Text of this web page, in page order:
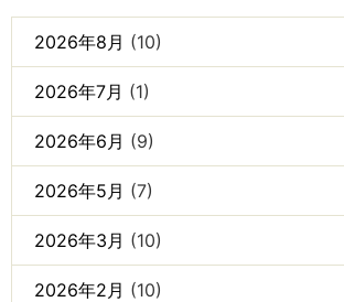
2026年8月 (10)
2026年7月 (1)
2026年6月 (9)
2026年5月 (7)
2026年3月 (10)
2026年2月 (10)